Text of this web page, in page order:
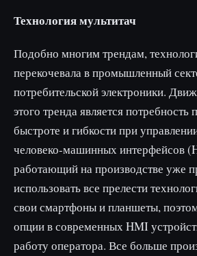
Технология мультитач
Подобно многим трендам,
перекочевала в промышленный
потребительской электроники.
этого тренда является потребность
быстроте и гибкости при
человеко-машинных интерфейсов
работающий на производстве уже
использовать все прелести
свои смартфоны и планшеты,
опции в современных HMI
работу оператора. Все больше